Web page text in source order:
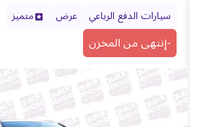
سيارات الدفع الرباعي عرض متميز
-إنتهى من المخزن